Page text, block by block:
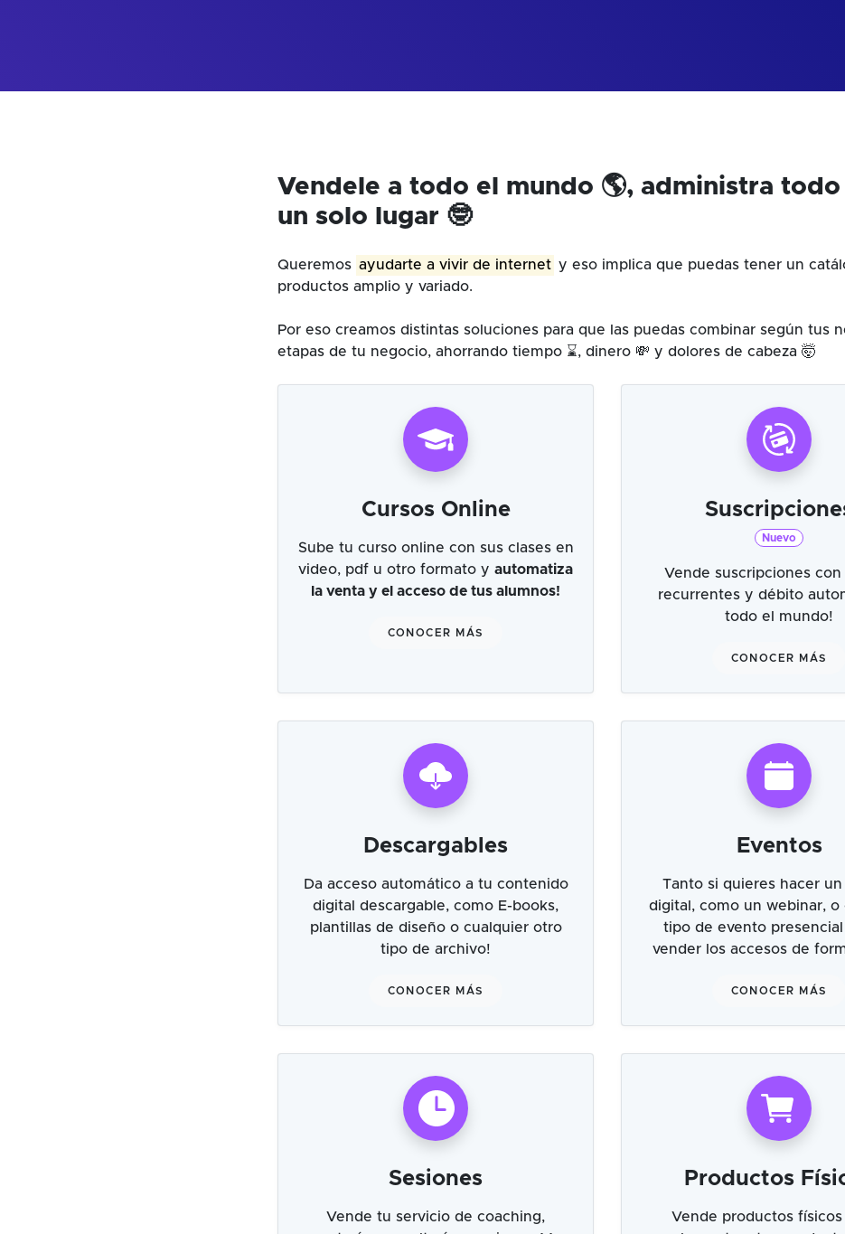
Vendele a todo el mundo 🌎, administra
un solo lugar 🤓
Queremos ayudarte a vivir de internet y eso implica que puedas tener un
productos amplio y variado.
Por eso creamos distintas soluciones para que las puedas combinar según tus
etapas de tu negocio, ahorrando tiempo ⌛, dinero 💸 y dolores de cabeza 🤯
Cursos Online
Sube tu curso online con sus clases en
video, pdf u otro formato y automatiza
la venta y el acceso de tus alumnos!
CONOCER MÁS
Nuevo
Vende suscripciones con
recurrentes y débito
todo el mundo!
CONOCER MÁS
Descargables
Da acceso automático a tu contenido
digital descargable, como E-books,
plantillas de diseño o cualquier otro
tipo de archivo!
CONOCER MÁS
Eventos
Tanto si quieres hacer
digital, como un webinar, o
tipo de evento presencial
vender los accesos de
CONOCER MÁS
Sesiones
Vende tu servicio de coaching,
Productos
Vende productos